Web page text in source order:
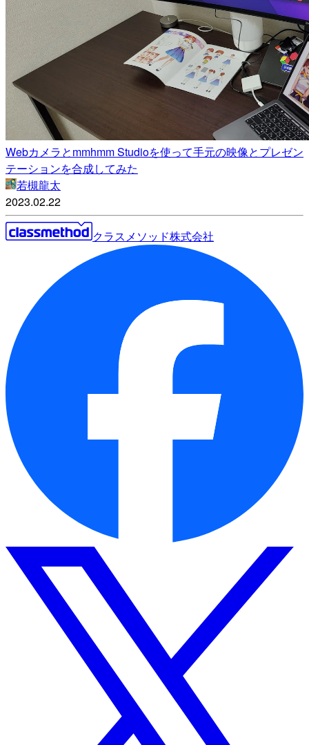
Webカメラとmmhmm Studioを使って手元の映像とプレゼン
テーションを合成してみた
若槻龍太
2023.02.22
クラスメソッド株式会社